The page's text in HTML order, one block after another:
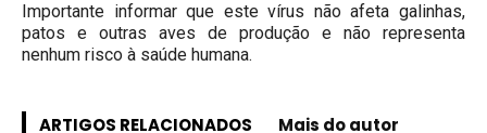
Importante informar que este vírus não afeta galinhas,
patos e outras aves de produção e não representa
nenhum risco à saúde humana.
ARTIGOS RELACIONADOS Mais do autor